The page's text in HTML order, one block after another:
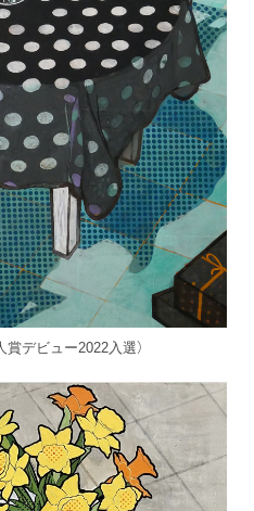
賞デビュー2022入選）